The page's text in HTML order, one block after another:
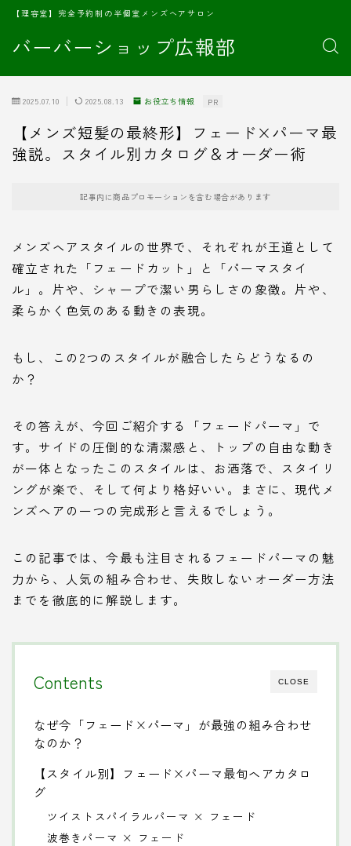
バーバーショップ広報部
【理容室】完全予約制の半個室メンズヘアサロン
2025.07.10 2025.08.13 お役立ち情報 PR
【メンズ短髪の最終形】フェード×パーマ最
強説。スタイル別カタログ＆オーダー術
記事内に商品プロモーションを含む場合があります
メンズヘアスタイルの世界で、それぞれが王道として
確立された「フェードカット」と「パーマスタイ
ル」。片や、シャープで潔い男らしさの象徴。片や、
柔らかく色気のある動きの表現。
もし、この2つのスタイルが融合したらどうなるの
か？
その答えが、今回ご紹介する「フェードパーマ」で
す。サイドの圧倒的な清潔感と、トップの自由な動き
が一体となったこのスタイルは、お洒落で、スタイリ
ングが楽で、そして何より格好いい。まさに、現代メ
ンズヘアの一つの完成形と言えるでしょう。
この記事では、今最も注目されるフェードパーマの魅
力から、人気の組み合わせ、失敗しないオーダー方法
までを徹底的に解説します。
CLOSE
Contents
なぜ今「フェード×パーマ」が最強の組み合わせ
なのか？
【スタイル別】フェード×パーマ最旬ヘアカタロ
グ
ツイストスパイラルパーマ × フェード
波巻きパーマ × フェード